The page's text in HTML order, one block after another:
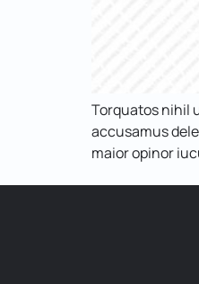
Torquatos nihil
accusamus
maior opinor